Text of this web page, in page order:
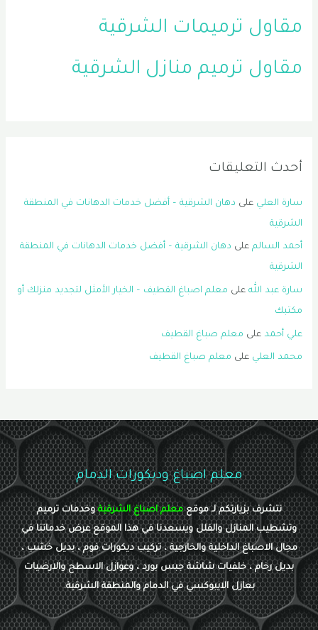
مقاول ترميمات الشرقية
مقاول ترميم منازل الشرقية
أحدث التعليقات
سارة العلي على دهان الشرقية – أفضل خدمات الدهانات في المنطقة
الشرقية
أحمد السالم على دهان الشرقية – أفضل خدمات الدهانات في المنطقة
الشرقية
سارة عبد الله على معلم اصباغ القطيف – الخيار الأمثل لتجديد منزلك أو
مكتبك
علي أحمد على معلم صباغ القطيف
محمد العلي على معلم صباغ القطيف
معلم اصباغ وديكورات الدمام
نتشرف بزيارتكم لـ موقعمعلم اصباغ الشرقيةوخدمات ترميم
وتشطيب المنازل والفلل ويسعدنا في هذا الموقع عرض خدماتنا في
مجال الاصباغ الداخلية والخارجية ، تركيب ديكورات فوم ، بديل خشب ،
بديل رخام ، خلفيات شاشة جبس بورد ، وعوازل الاسطح والارضيات
بعازل الايبوكسي في الدمام والمنطقة الشرقية.